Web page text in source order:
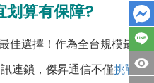
划算有保障?
佳選擇！作為全台規模最
連鎖，傑昇通信不僅挑戰